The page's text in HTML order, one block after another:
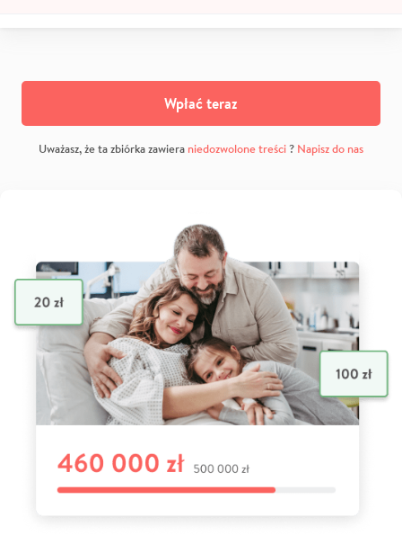
Wpłać teraz
Uważasz, że ta zbiórka zawiera niedozwolone treści? Napisz do nas